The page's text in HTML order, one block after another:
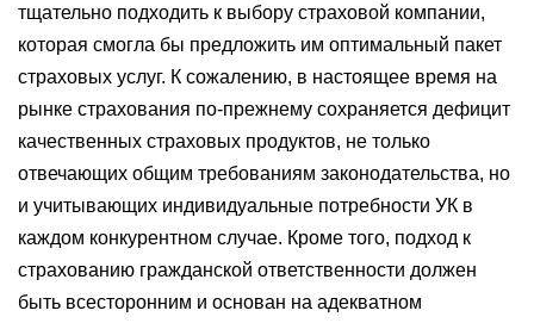
тщательно подходить к выбору страховой компании,
которая смогла бы предложить им оптимальный пакет
страховых услуг. К сожалению, в настоящее время на
рынке страхования по-прежнему сохраняется дефицит
качественных страховых продуктов, не только
отвечающих общим требованиям законодательства, но
и учитывающих индивидуальные потребности УК в
каждом конкурентном случае. Кроме того, подход к
страхованию гражданской ответственности должен
быть всесторонним и основан на адекватном